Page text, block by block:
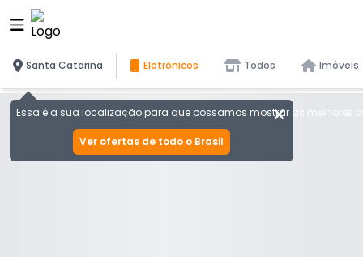
Santa Catarina
Essa é a sua localização para que possamos mostrar as melhores
Ver ofertas de todo o Brasil
Eletrônicos Todos Imóveis